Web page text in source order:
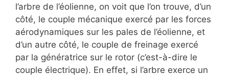
l’arbre de l’éolienne, on voit que l’on trouve, d’un
côté, le couple mécanique exercé par les forces
aérodynamiques sur les pales de l’éolienne, et
d’un autre côté, le couple de freinage exercé
par la génératrice sur le rotor (c’est-à-dire le
couple électrique). En effet, si l’arbre exerce un